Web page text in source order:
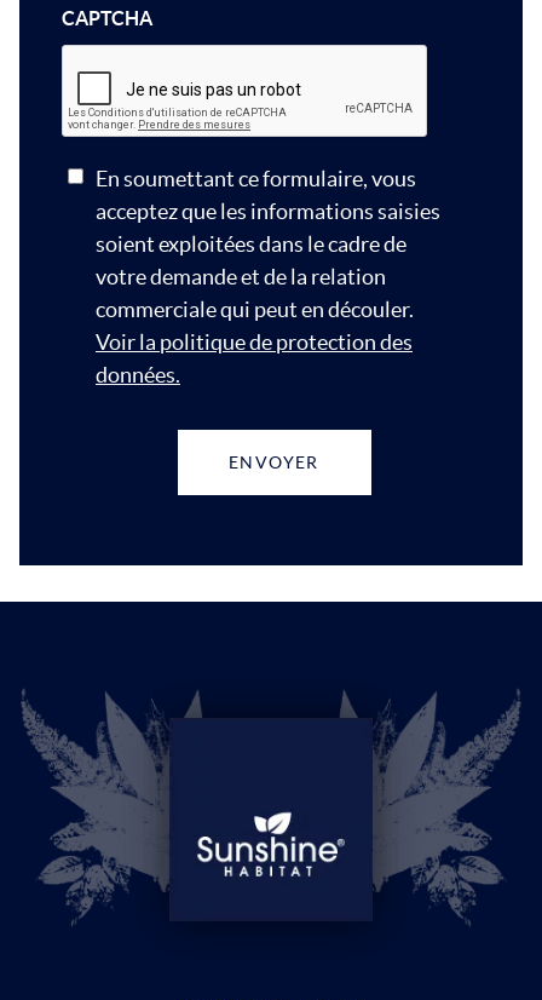
CAPTCHA
En soumettant ce formulaire, vous
acceptez que les informations saisies
soient exploitées dans le cadre de
votre demande et de la relation
commerciale qui peut en découler.
Voir la politique de protection des
données.
ENVOYER